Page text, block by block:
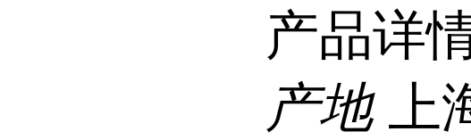
产品详
产地 上